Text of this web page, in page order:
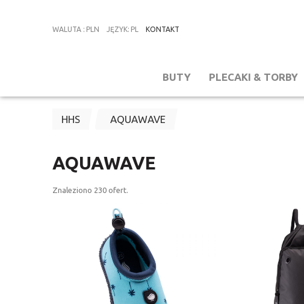
WALUTA : PLN JĘZYK: PL KONTAKT
BUTY PLECAKI & TORBY
HHS AQUAWAVE
AQUAWAVE
Znaleziono 230 ofert.